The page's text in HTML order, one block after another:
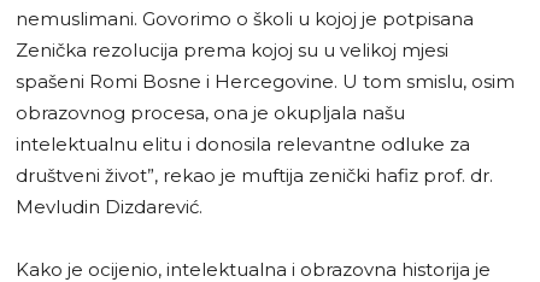
nemuslimani. Govorimo o školi u kojoj je potpisana
Zenička rezolucija prema kojoj su u velikoj mjesi
spašeni Romi Bosne i Hercegovine. U tom smislu, osim
obrazovnog procesa, ona je okupljala našu
intelektualnu elitu i donosila relevantne odluke za
društveni život”, rekao je muftija zenički hafiz prof. dr.
Mevludin Dizdarević.
Kako je ocijenio, intelektualna i obrazovna historija je